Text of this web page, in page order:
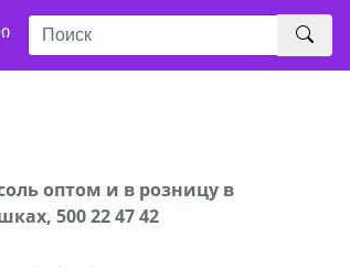
оптом и в розницу в
500 22 47 42
около фастфуда Hask
аренду дом, 571 30 57